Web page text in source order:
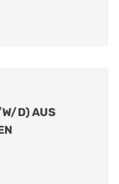
D) AUS